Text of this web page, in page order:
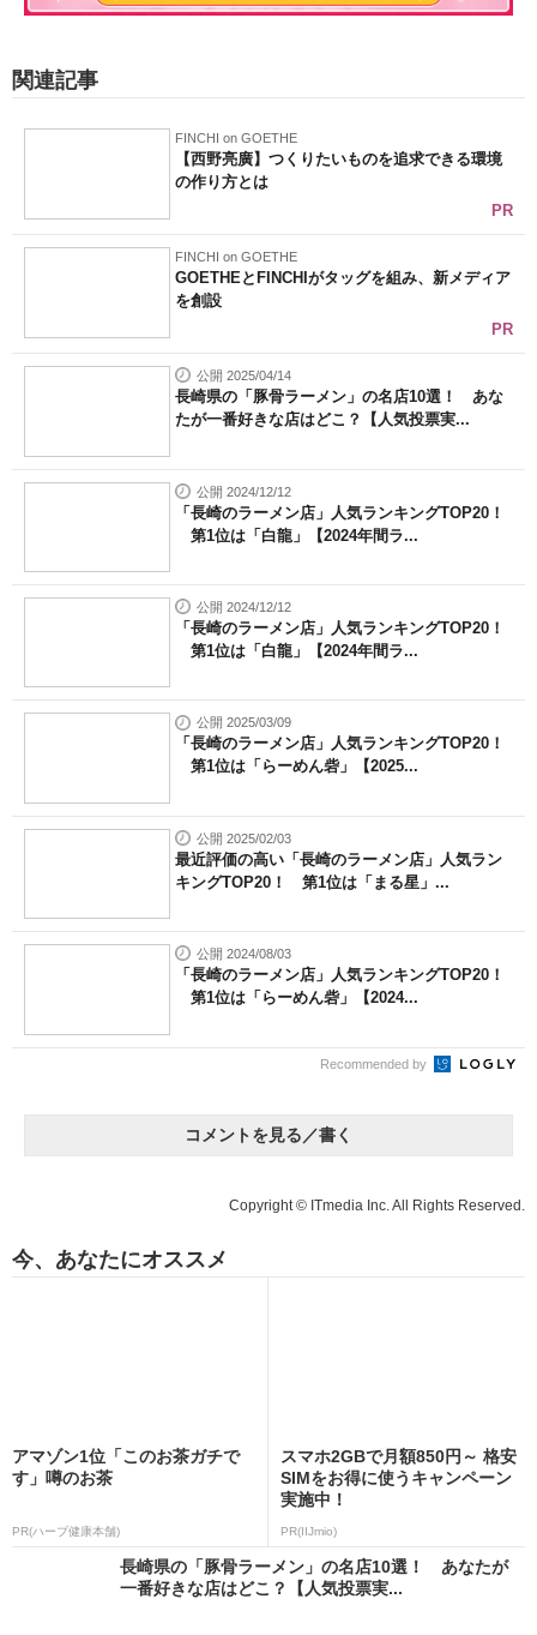
関連記事
FINCHI on GOETHE
【西野亮廣】つくりたいものを追求できる環境
の作り方とは
PR
FINCHI on GOETHE
GOETHEとFINCHIがタッグを組み、新メディア
を創設
PR
公開 2025/04/14
長崎県の「豚骨ラーメン」の名店10選！ あな
たが一番好きな店はどこ？【人気投票実...
公開 2024/12/12
「長崎のラーメン店」人気ランキングTOP20！
第1位は「白龍」【2024年間ラ...
公開 2024/12/12
「長崎のラーメン店」人気ランキングTOP20！
第1位は「白龍」【2024年間ラ...
公開 2025/03/09
「長崎のラーメン店」人気ランキングTOP20！
第1位は「らーめん砦」【2025...
公開 2025/02/03
最近評価の高い「長崎のラーメン店」人気ラン
キングTOP20！ 第1位は「まる星」...
公開 2024/08/03
「長崎のラーメン店」人気ランキングTOP20！
第1位は「らーめん砦」【2024...
Recommended by
コメントを見る／書く
Copyright © ITmedia Inc. All Rights Reserved.
今、あなたにオススメ
アマゾン1位「このお茶ガチで
す」噂のお茶
PR(ハーブ健康本舗)
スマホ2GBで月額850円～ 格安
SIMをお得に使うキャンペーン
実施中！
PR(IIJmio)
長崎県の「豚骨ラーメン」の名店10選！ あなたが
一番好きな店はどこ？【人気投票実...